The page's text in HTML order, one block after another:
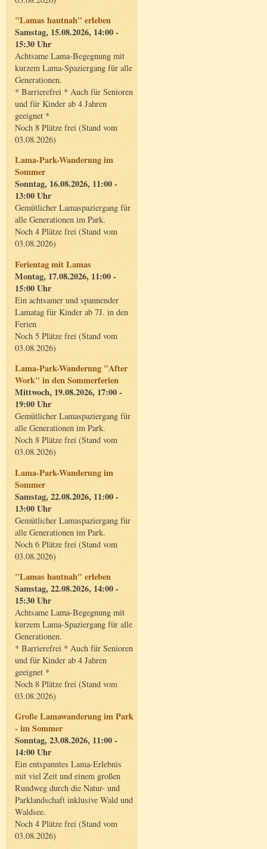
"Lamas hautnah" erleben
Samstag, 15.08.2026, 14:00 -
15:30 Uhr
Achtsame Lama-Begegnung mit
kurzem Lama-Spaziergang für alle
Generationen.
* Barrierefrei * Auch für Senioren
und für Kinder ab 4 Jahren
geeignet *
Noch 8 Plätze frei (Stand vom
03.08.2026)
Lama-Park-Wanderung im
Sommer
Sonntag, 16.08.2026, 11:00 -
13:00 Uhr
Gemütlicher Lamaspaziergang für
alle Generationen im Park.
Noch 4 Plätze frei (Stand vom
03.08.2026)
Ferientag mit Lamas
Montag, 17.08.2026, 11:00 -
15:00 Uhr
Ein achtsamer und spannender
Lamatag für Kinder ab 7J. in den
Ferien
Noch 5 Plätze frei (Stand vom
03.08.2026)
Lama-Park-Wanderung "After
Work" in den Sommerferien
Mittwoch, 19.08.2026, 17:00 -
19:00 Uhr
Gemütlicher Lamaspaziergang für
alle Generationen im Park.
Noch 8 Plätze frei (Stand vom
03.08.2026)
Lama-Park-Wanderung im
Sommer
Samstag, 22.08.2026, 11:00 -
13:00 Uhr
Gemütlicher Lamaspaziergang für
alle Generationen im Park.
Noch 6 Plätze frei (Stand vom
03.08.2026)
"Lamas hautnah" erleben
Samstag, 22.08.2026, 14:00 -
15:30 Uhr
Achtsame Lama-Begegnung mit
kurzem Lama-Spaziergang für alle
Generationen.
* Barrierefrei * Auch für Senioren
und für Kinder ab 4 Jahren
geeignet *
Noch 8 Plätze frei (Stand vom
03.08.2026)
Große Lamawanderung im Park
- im Sommer
Sonntag, 23.08.2026, 11:00 -
14:00 Uhr
Ein entspanntes Lama-Erlebnis
mit viel Zeit und einem großen
Rundweg durch die Natur- und
Parklandschaft inklusive Wald und
Waldsee.
Noch 4 Plätze frei (Stand vom
03.08.2026)